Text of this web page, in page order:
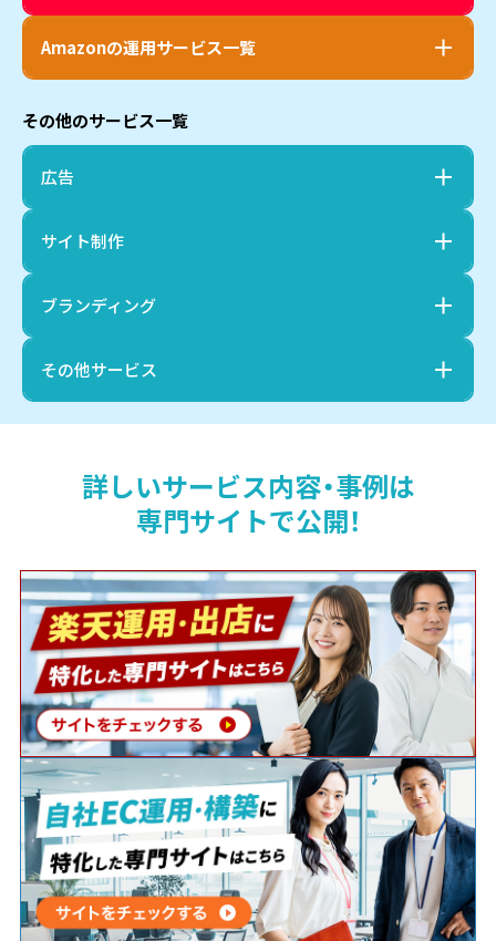
Amazonの運用サービス一覧
その他のサービス一覧
広告
サイト制作
ブランディング
その他サービス
詳しいサービス内容・事例は
専門サイトで公開！